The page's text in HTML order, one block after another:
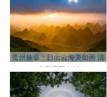
贵州赫章：日出云海美如画 清